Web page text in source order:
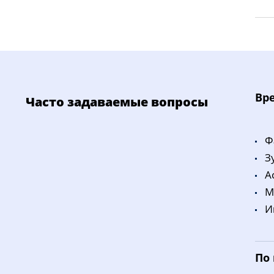
Часто задаваемые вопросы
По